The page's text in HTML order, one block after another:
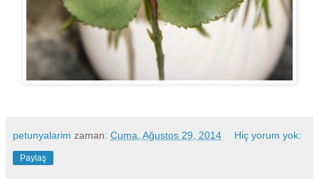
petunyalarim zaman: Cuma, Ağustos 29, 2014 Hiç yorum yok:
Paylaş